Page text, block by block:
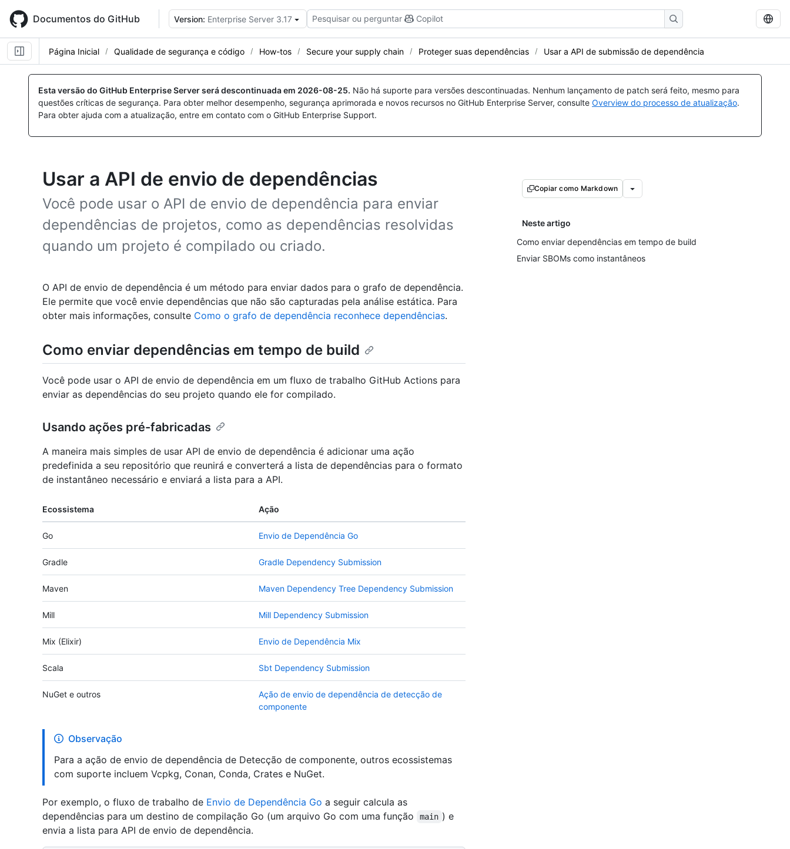
main
content
Documentos do GitHub Version: Enterprise Server 3.17 Pesquisar ou perguntar Copilot
Página Inicial Qualidade de segurança e código How-tos Secure your supply chain Proteger suas dependências Usar a API de submissão de dependência
Esta versão do GitHub Enterprise Server será descontinuada em 2026-08-25. Não há suporte para versões descontinuadas. Nenhum lançamento de patch será feito, mesmo para
questões críticas de segurança. Para obter melhor desempenho, segurança aprimorada e novos recursos no GitHub Enterprise Server, consulte Overview do processo de atualização.
Para obter ajuda com a atualização, entre em contato com o GitHub Enterprise Support.
Usar a API de envio de dependências
Você pode usar o API de envio de dependência para enviar
dependências de projetos, como as dependências resolvidas
quando um projeto é compilado ou criado.
Copiar como Markdown
Neste artigo
Como enviar dependências em tempo de build
Enviar SBOMs como instantâneos
O API de envio de dependência é um método para enviar dados para o grafo de dependência.
Ele permite que você envie dependências que não são capturadas pela análise estática. Para
obter mais informações, consulte Como o grafo de dependência reconhece dependências.
Como enviar dependências em tempo de build
Você pode usar o API de envio de dependência em um fluxo de trabalho GitHub Actions para
enviar as dependências do seu projeto quando ele for compilado.
Usando ações pré-fabricadas
A maneira mais simples de usar API de envio de dependência é adicionar uma ação
predefinida a seu repositório que reunirá e converterá a lista de dependências para o formato
de instantâneo necessário e enviará a lista para a API.
Ecossistema Ação
Go Envio de Dependência Go
Gradle Gradle Dependency Submission
Maven Maven Dependency Tree Dependency Submission
Mill Mill Dependency Submission
Mix (Elixir) Envio de Dependência Mix
Scala Sbt Dependency Submission
NuGet e outros
Ação de envio de dependência de detecção de
componente
Observação
Para a ação de envio de dependência de Detecção de componente, outros ecossistemas
com suporte incluem Vcpkg, Conan, Conda, Crates e NuGet.
Por exemplo, o fluxo de trabalho de Envio de Dependência Go a seguir calcula as
dependências para um destino de compilação Go (um arquivo Go com uma função
main ) e
envia a lista para API de envio de dependência.